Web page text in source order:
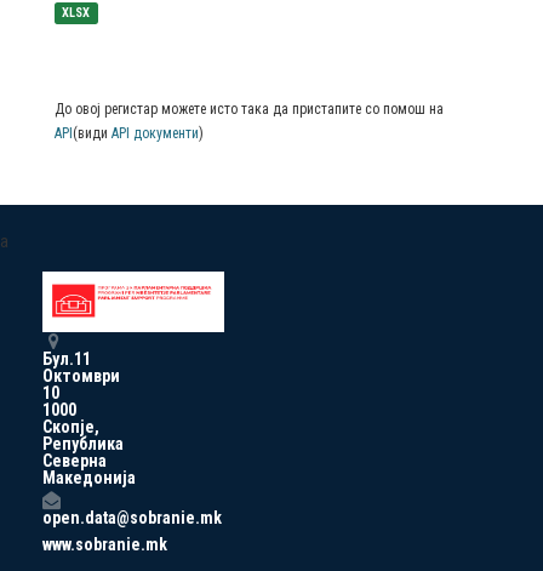
XLSX
До овој регистар можете исто така да пристапите со помош на
API (види API документи)
a
Бул.11
Октомври
10
1000
Скопје,
Република
Северна
Македонија
open.data@sobranie.mk
www.sobranie.mk